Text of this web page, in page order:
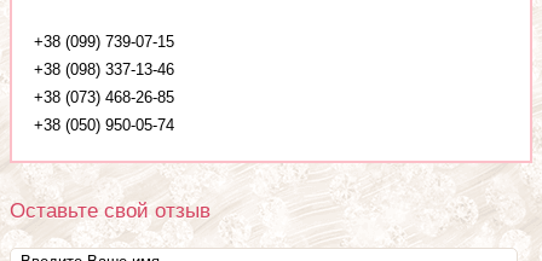
+38 (099) 739-07-15
+38 (098) 337-13-46
+38 (073) 468-26-85
+38 (050) 950-05-74
Оставьте свой отзыв